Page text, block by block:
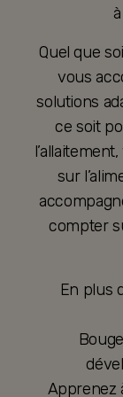
Quel que
vous
solutions
ce soit
sur
compter
En plus
Apprenez